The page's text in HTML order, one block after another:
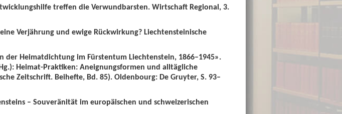
treffen die Verwundbarsten. Wirtschaft Regional, 3.
Verjährung und ewige Rückwirkung? Liechtensteinische
der Heimatdichtung im Fürstentum Liechtenstein, 1866–1945».
Heimat-Praktiken: Aneignungsformen und alltägliche
Zeitschrift. Beihefte, Bd. 85). Oldenbourg: De Gruyter, S. 93–
– Souveränität im europäischen und schweizerischen